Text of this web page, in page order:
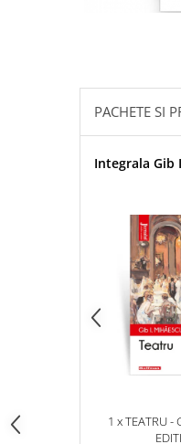
PACHETE SI
Integrala Gib
1 x TEATRU -